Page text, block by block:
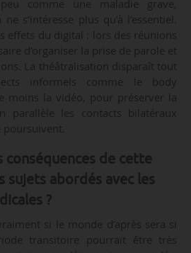
comme une maladie grave,
s’intéresse plus qu’à l’essentiel.
effets du digital : lors des réunions
d’organiser la prise de parole et
La théâtralisation disparaît tout
informels comme le body
moins la vidéo, pour préserver la
parallèle les contacts bilatéraux
conséquences de cette
sujets abordés avec les
?
si le monde d’après sera si
transitoire pourrait être très